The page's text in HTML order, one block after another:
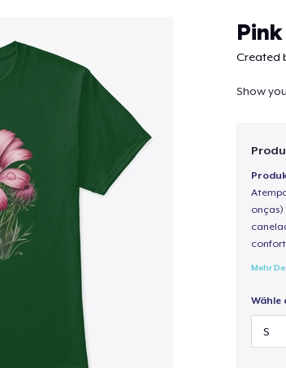
Created
Show
Mehr
Wähle